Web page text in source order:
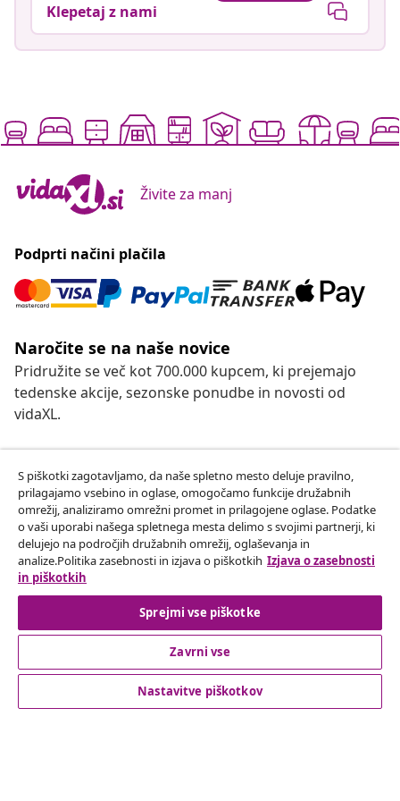
Klepetaj z nami
Živite za manj
Podprti načini plačila
Naročite se na naše novice
Pridružite se več kot 700.000 kupcem, ki prejemajo
tedenske akcije, sezonske ponudbe in novosti od
vidaXL.
Odstop od pogodbe
Oddaj zahtevek za odstop od naročila.
Odstop od pogodbe
Podpora za stranke
S piškotki zagotavljamo, da naše spletno mesto deluje pravilno,
prilagajamo vsebino in oglase, omogočamo funkcije družabnih
omrežij, analiziramo omrežni promet in prilagojene oglase. Podatke
o vaši uporabi našega spletnega mesta delimo s svojimi partnerji, ki
delujejo na področjih družabnih omrežij, oglaševanja in
analize.Politika zasebnosti in izjava o piškotkih Izjava o zasebnosti
in piškotkih
Sprejmi vse piškotke
Zavrni vse
Nastavitve piškotkov